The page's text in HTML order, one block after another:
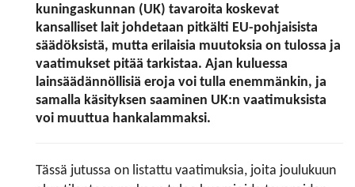
kuningaskunnan (UK) tavaroita koskevat
kansalliset lait johdetaan pitkälti EU-pohjaisista
säädöksistä, mutta erilaisia muutoksia on tulossa ja
vaatimukset pitää tarkistaa. Ajan kuluessa
lainsäädännöllisiä eroja voi tulla enemmänkin, ja
samalla käsityksen saaminen UK:n vaatimuksista
voi muuttua hankalammaksi.
Tässä jutussa on listattu vaatimuksia, joita joulukuun